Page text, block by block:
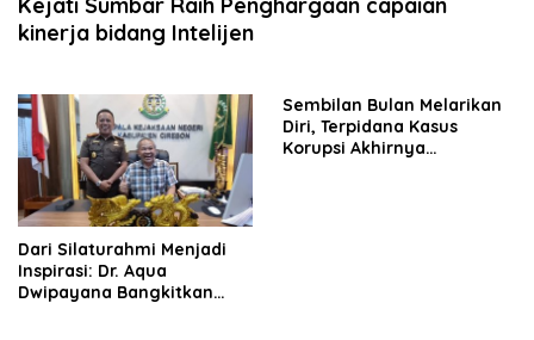
Kejati Sumbar Raih Penghargaan capaian
kinerja bidang Intelijen
Dari Silaturahmi Menjadi
Inspirasi: Dr. Aqua
Dwipayana Bangkitkan
Sembilan Bulan Melarikan
Diri, Terpidana Kasus
Korupsi Akhirnya